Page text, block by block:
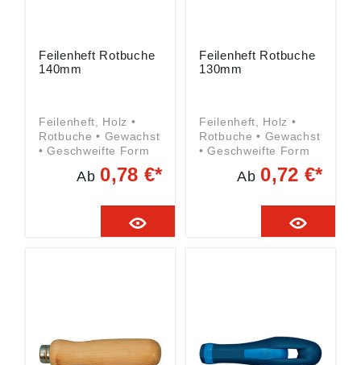
Feilenheft Rotbuche
140mm
Feilenheft, Holz •
Rotbuche • Gewachst
• Geschweifte Form
Ab 0,78 €*
Feilenheft Rotbuche
130mm
Feilenheft, Holz •
Rotbuche • Gewachst
• Geschweifte Form
Ab 0,72 €*